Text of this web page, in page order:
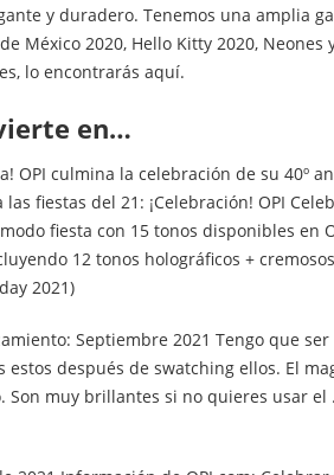
y duradero. Tenemos una amplia
México 2020, Hello Kitty 2020, Neones
lo encontrarás aquí.
en…
OPI culmina la celebración de su 40º
fiestas del 21: ¡Celebración! OPI
fiesta con 15 tonos disponibles en
12 tonos holográficos +
2021)
Septiembre 2021 Tengo que
estos después de swatching ellos. El
Son muy brillantes si no quieres usar el